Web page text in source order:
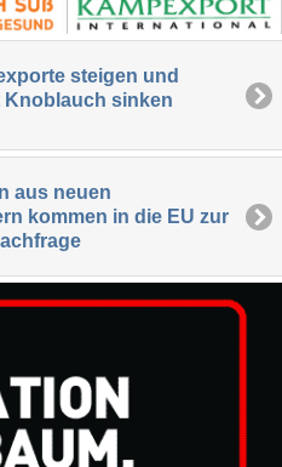
steigen und
Knoblauch sinken
aus neuen
kommen in die EU zur